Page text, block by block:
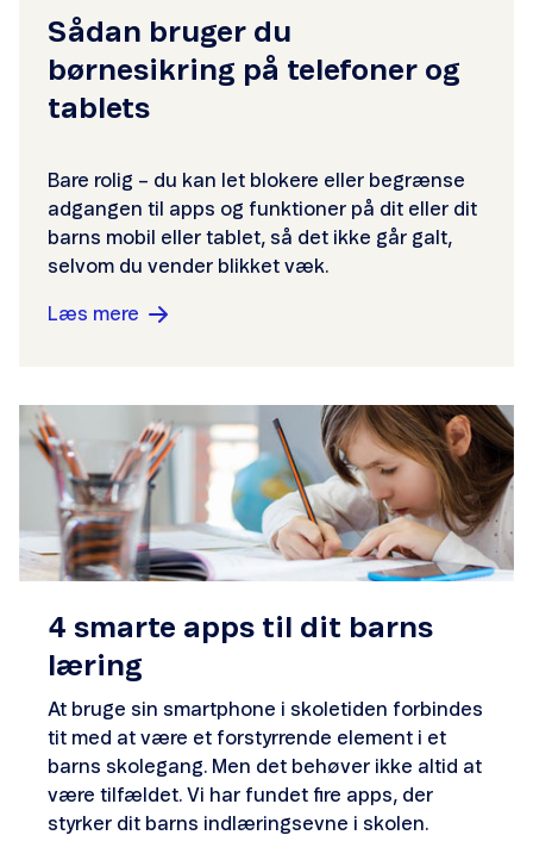
Sådan bruger du
børnesikring på telefoner og
tablets
Bare rolig – du kan let blokere eller begrænse
adgangen til apps og funktioner på dit eller dit
barns mobil eller tablet, så det ikke går galt,
selvom du vender blikket væk.
Læs mere
4 smarte apps til dit barns
læring
At bruge sin smartphone i skoletiden forbindes
tit med at være et forstyrrende element i et
barns skolegang. Men det behøver ikke altid at
være tilfældet. Vi har fundet fire apps, der
styrker dit barns indlæringsevne i skolen.